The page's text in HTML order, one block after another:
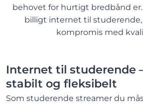
behovet for hurtigt bredbånd
billigt internet til studerende,
kompromis med
Internet til studerende
stabilt og fleksibelt
Som studerende streamer du